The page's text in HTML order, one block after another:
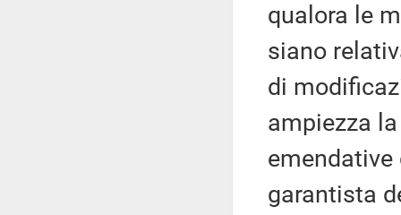
qualora le
siano
di
ampiezza
emendative
garantista